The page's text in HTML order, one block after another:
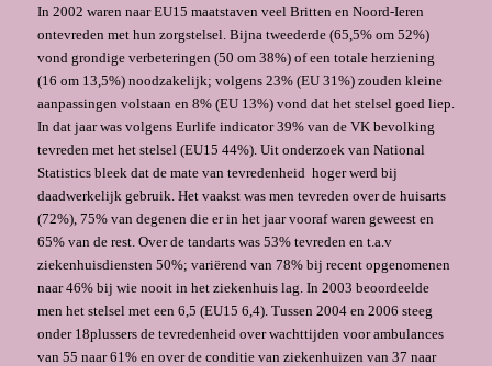
In 2002 waren naar EU15 maatstaven veel Britten en Noord-Ie­ren
ontevreden met hun zorgstelsel. Bijna tweederde (65,5% om 52%)
vond grondige verbeteringen (50 om 38%) of een totale herziening
(16 om 13,5%) noodzakelijk; volgens 23% (EU 31%) zouden kleine
aanpassingen volstaan en 8% (EU 13%) vond dat het stelsel goed liep.
In dat jaar was volgens Eurlife indicator 39% van de VK bevolking
tevreden met het stelsel (EU15 44%). Uit onderzoek van National
Statistics bleek dat de mate van tevredenheid hoger werd bij
daadwerkelijk gebruik. Het vaakst was men tevreden over de huisarts
(72%), 75% van degenen die er in het jaar vooraf waren geweest en
65% van de rest. Over de tandarts was 53% tevreden en t.a.v
ziekenhuisdiensten 50%; variërend van 78% bij recent opgenomenen
naar 46% bij wie nooit in het ziekenhuis lag. In 2003 beoordeelde
men het stelsel met een 6,5 (EU15 6,4). Tussen 2004 en 2006 steeg
onder 18plussers de tevredenheid over wachttijden voor ambulances
van 55 naar 61% en over de conditie van ziekenhuizen van 37 naar